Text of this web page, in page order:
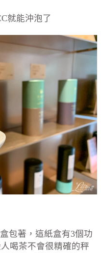
就能沖泡了
包著，這紙盒有3個功
喝茶不會很精確的秤